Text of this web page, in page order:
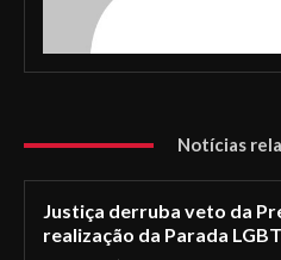
Notícias
Justiça derruba veto da
realização da Parada